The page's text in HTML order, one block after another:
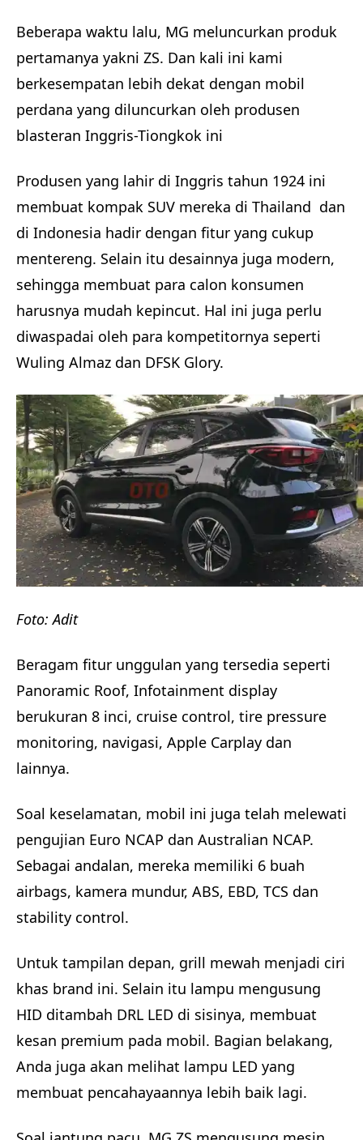
Beberapa waktu lalu, MG meluncurkan produk
pertamanya yakni ZS. Dan kali ini kami
berkesempatan lebih dekat dengan mobil
perdana yang diluncurkan oleh produsen
blasteran Inggris-Tiongkok ini
Produsen yang lahir di Inggris tahun 1924 ini
membuat kompak SUV mereka di Thailand dan
di Indonesia hadir dengan fitur yang cukup
mentereng. Selain itu desainnya juga modern,
sehingga membuat para calon konsumen
harusnya mudah kepincut. Hal ini juga perlu
diwaspadai oleh para kompetitornya seperti
Wuling Almaz dan DFSK Glory.
Foto: Adit
Beragam fitur unggulan yang tersedia seperti
Panoramic Roof, Infotainment display
berukuran 8 inci, cruise control, tire pressure
monitoring, navigasi, Apple Carplay dan
lainnya.
Soal keselamatan, mobil ini juga telah melewati
pengujian Euro NCAP dan Australian NCAP.
Sebagai andalan, mereka memiliki 6 buah
airbags, kamera mundur, ABS, EBD, TCS dan
stability control.
Untuk tampilan depan, grill mewah menjadi ciri
khas brand ini. Selain itu lampu mengusung
HID ditambah DRL LED di sisinya, membuat
kesan premium pada mobil. Bagian belakang,
Anda juga akan melihat lampu LED yang
membuat pencahayaannya lebih baik lagi.